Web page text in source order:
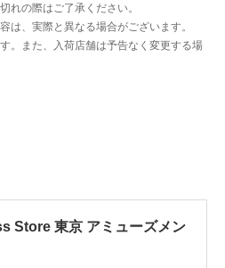
Store 東京 アミューズメン